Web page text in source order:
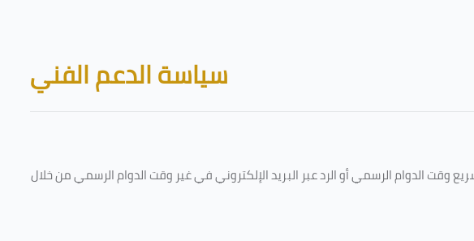
Blocks
سياسة الدعم الفني
الدوام الرسمي أو الرد عبر البريد الإلكتروني في غير وقت الدوام الرسمي من خلال